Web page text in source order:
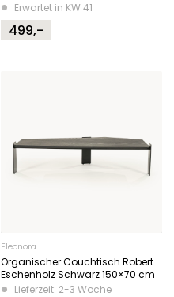
Erwartet in KW 41
499,-
Eleonora
Organischer Couchtisch Robert
Eschenholz Schwarz 150×70 cm
Lieferzeit: 2-3 Woche